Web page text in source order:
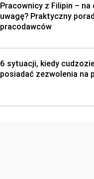
Pracownicy z Filipin –
uwagę? Praktyczny
pracodawców
6 sytuacji, kiedy
posiadać zezwolenia na